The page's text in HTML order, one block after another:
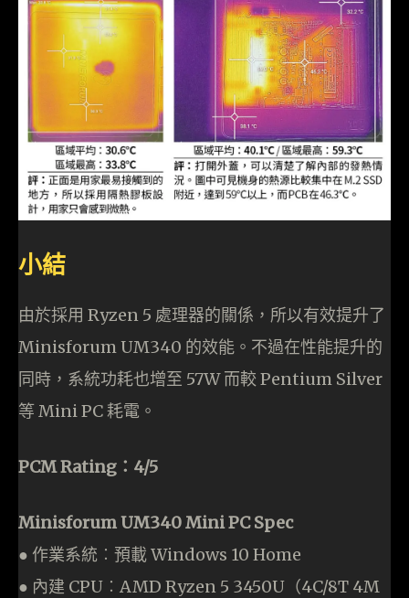
小結
由於採用 Ryzen 5 處理器的關係，所以有效提升了
Minisforum UM340 的效能。不過在性能提升的
同時，系統功耗也增至 57W 而較 Pentium Silver
等 Mini PC 耗電。
PCM Rating：4/5
Minisforum UM340 Mini PC Spec
● 作業系統︰預載 Windows 10 Home
● 內建 CPU︰AMD Ryzen 5 3450U（4C/8T 4M